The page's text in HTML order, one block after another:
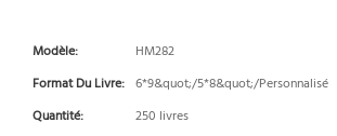
Modèle:
HM282
Format Du Livre: 6*9&quot;/5*8&quot;/Personnalisé
Quantité:
250 livres